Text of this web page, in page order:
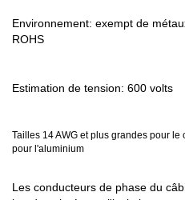
Environnement: exempt de
ROHS
Estimation de tension: 600 volts
Tailles 14 AWG et plus grandes pour le
pour l'aluminium
Les conducteurs de phase du